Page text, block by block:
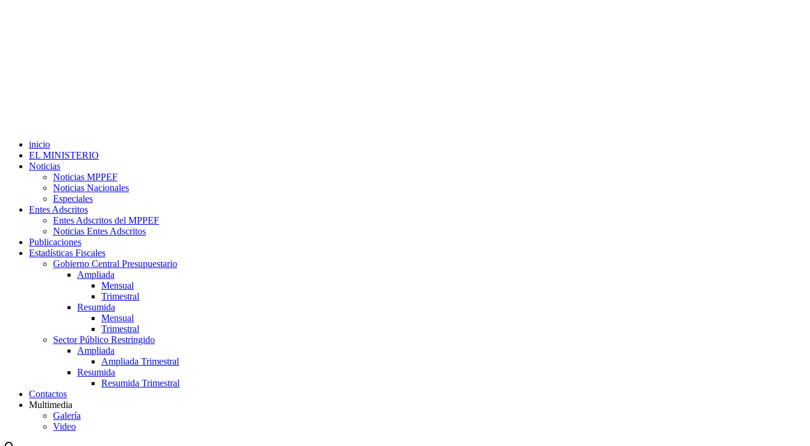
inicio
EL MINISTERIO
Noticias
Noticias MPPEF
Noticias Nacionales
Especiales
Entes Adscritos
Entes Adscritos del MPPEF
Noticias Entes Adscritos
Publicaciones
Estadísticas Fiscales
Gobierno Central Presupuestario
Ampliada
Mensual
Trimestral
Resumida
Mensual
Trimestral
Sector Público Restringido
Ampliada
Ampliada Trimestral
Resumida
Resumida Trimestral
Contactos
Multimedia
Galería
Video